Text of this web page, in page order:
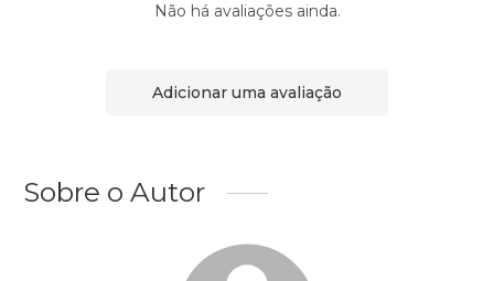
Não há avaliações ainda.
Adicionar uma avaliação
Sobre o Autor